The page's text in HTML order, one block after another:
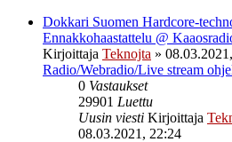
Dokkari Suomen Hardcore-
Ennakkohaastattelu @
Kirjoittaja Teknojta »
Radio/Webradio/Live stream
0 Vastaukset
29901 Luettu
Uusin viesti Kirjoittaja
08.03.2021, 22:24